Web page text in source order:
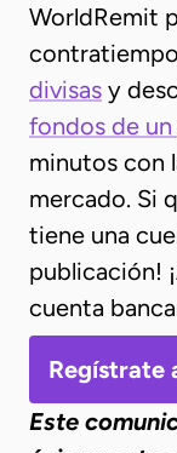
WorldRemit
divisas y
fondos de
minutos con
mercado. Si
tiene una
publicación!
cuenta
Regístrate
Este